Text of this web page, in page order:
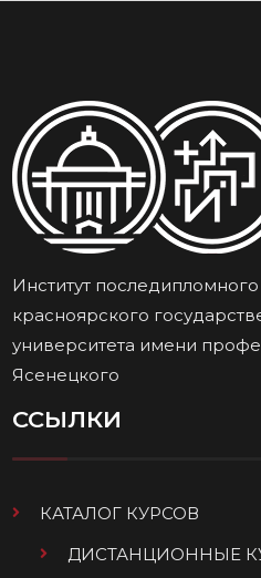
Институт
красноярского
университета имени
Ясенецкого
ССЫЛКИ
КАТАЛОГ КУРСОВ
ДИСТАНЦИОННЫЕ